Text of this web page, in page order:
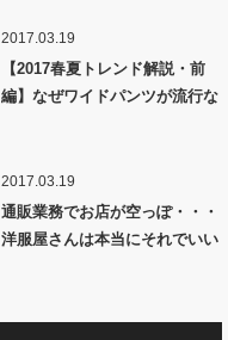
2017.03.19
【2017春夏トレンド解説・前
編】なぜワイドパンツが流行な
2017.03.19
通販業務でお店が空っぽ・・・
洋服屋さんは本当にそれでいい